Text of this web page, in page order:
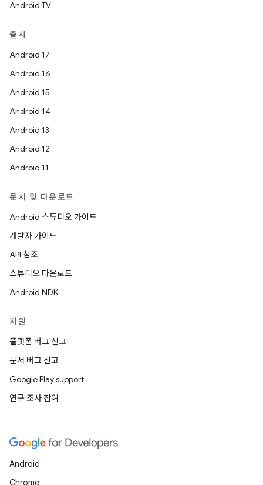
Android TV
출시
Android 17
Android 16
Android 15
Android 14
Android 13
Android 12
Android 11
문서 및 다운로드
Android 스튜디오 가이드
개발자 가이드
API 참조
스튜디오 다운로드
Android NDK
지원
플랫폼 버그 신고
문서 버그 신고
Google Play support
연구 조사 참여
Android
Chrome